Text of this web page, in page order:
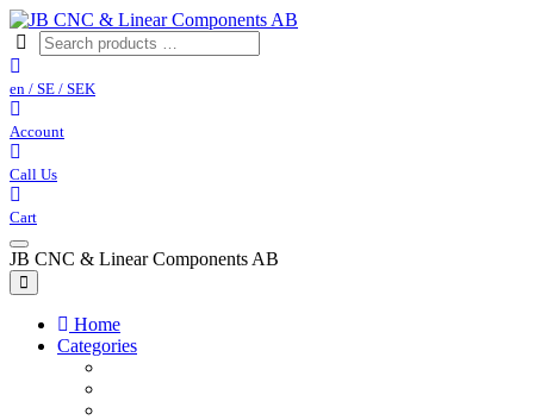
en / SE / SEK
Account
Call Us
Cart
JB CNC & Linear Components AB
Home
Categories